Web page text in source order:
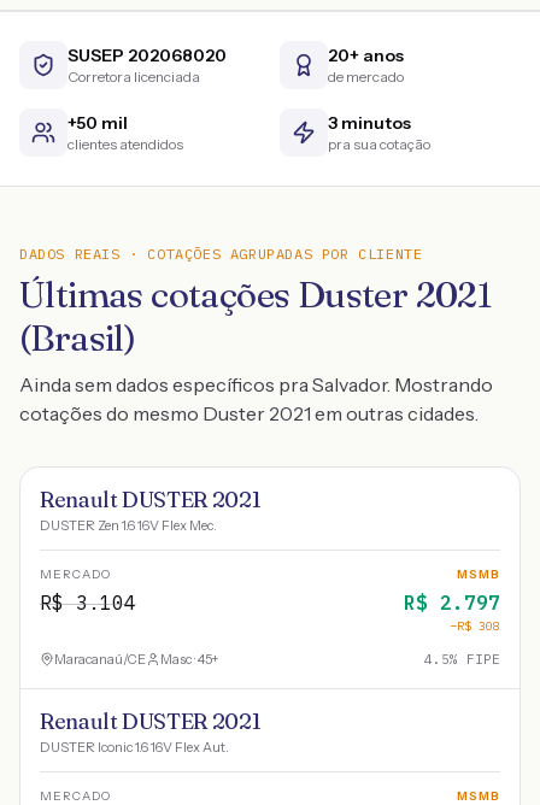
SUSEP 202068020
Corretora licenciada
20+ anos
de mercado
+50 mil
clientes atendidos
3 minutos
pra sua cotação
DADOS REAIS · COTAÇÕES AGRUPADAS POR CLIENTE
Últimas cotações Duster 2021
(Brasil)
Ainda sem dados específicos pra Salvador. Mostrando
cotações do mesmo Duster 2021 em outras cidades.
Renault DUSTER 2021
DUSTER Zen 1.6 16V Flex Mec.
MERCADO
R$3.104
MSMB
R$ 2.797
−R$ 308
Maracanaú/CE Masc · 45+ 4.5% FIPE
Renault DUSTER 2021
DUSTER Iconic 1.6 16V Flex Aut.
MERCADO MSMB